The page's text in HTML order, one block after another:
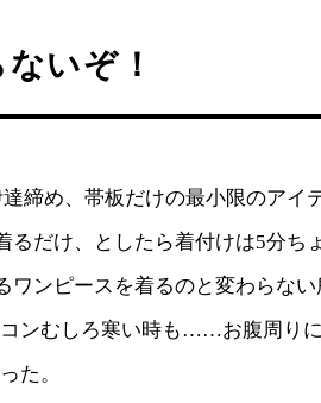
いぞ！
締め、帯板だけの最小限のアイ
るだけ、としたら着付けは5分ち
ンピースを着るのと変わらない
ンむしろ寒い時も……お腹周り
た。